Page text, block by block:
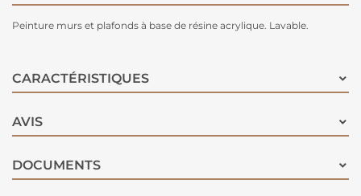
Peinture murs et plafonds à base de résine acrylique. Lavable.
CARACTÉRISTIQUES
AVIS
DOCUMENTS